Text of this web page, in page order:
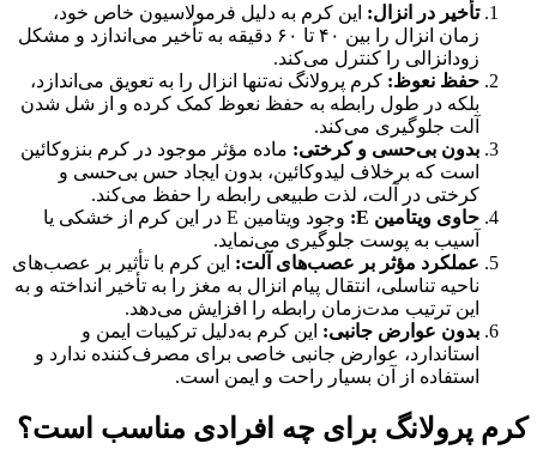
تأخیر در انزال: این کرم به دلیل فرمولاسیون خاص خود،
زمان انزال را بین ۴۰ تا ۶۰ دقیقه به تأخیر می‌اندازد و مشکل
زودانزالی را کنترل می‌کند.
حفظ نعوظ: کرم پرولانگ نه‌تنها انزال را به تعویق می‌اندازد،
بلکه در طول رابطه به حفظ نعوظ کمک کرده و از شل شدن
آلت جلوگیری می‌کند.
بدون بی‌حسی و کرختی: ماده مؤثر موجود در کرم بنزوکائین
است که برخلاف لیدوکائین، بدون ایجاد حس بی‌حسی و
کرختی در آلت، لذت طبیعی رابطه را حفظ می‌کند.
حاوی ویتامین E:
وجود ویتامین E در این کرم از خشکی یا
آسیب به پوست جلوگیری می‌نماید.
عملکرد مؤثر بر عصب‌های آلت: این کرم با تأثیر بر عصب‌های
ناحیه تناسلی، انتقال پیام انزال به مغز را به تأخیر انداخته و به
این ترتیب مدت‌زمان رابطه را افزایش می‌دهد.
بدون عوارض جانبی: این کرم به‌دلیل ترکیبات ایمن و
استاندارد، عوارض جانبی خاصی برای مصرف‌کننده ندارد و
استفاده از آن بسیار راحت و ایمن است.
کرم پرولانگ برای چه افرادی مناسب است؟